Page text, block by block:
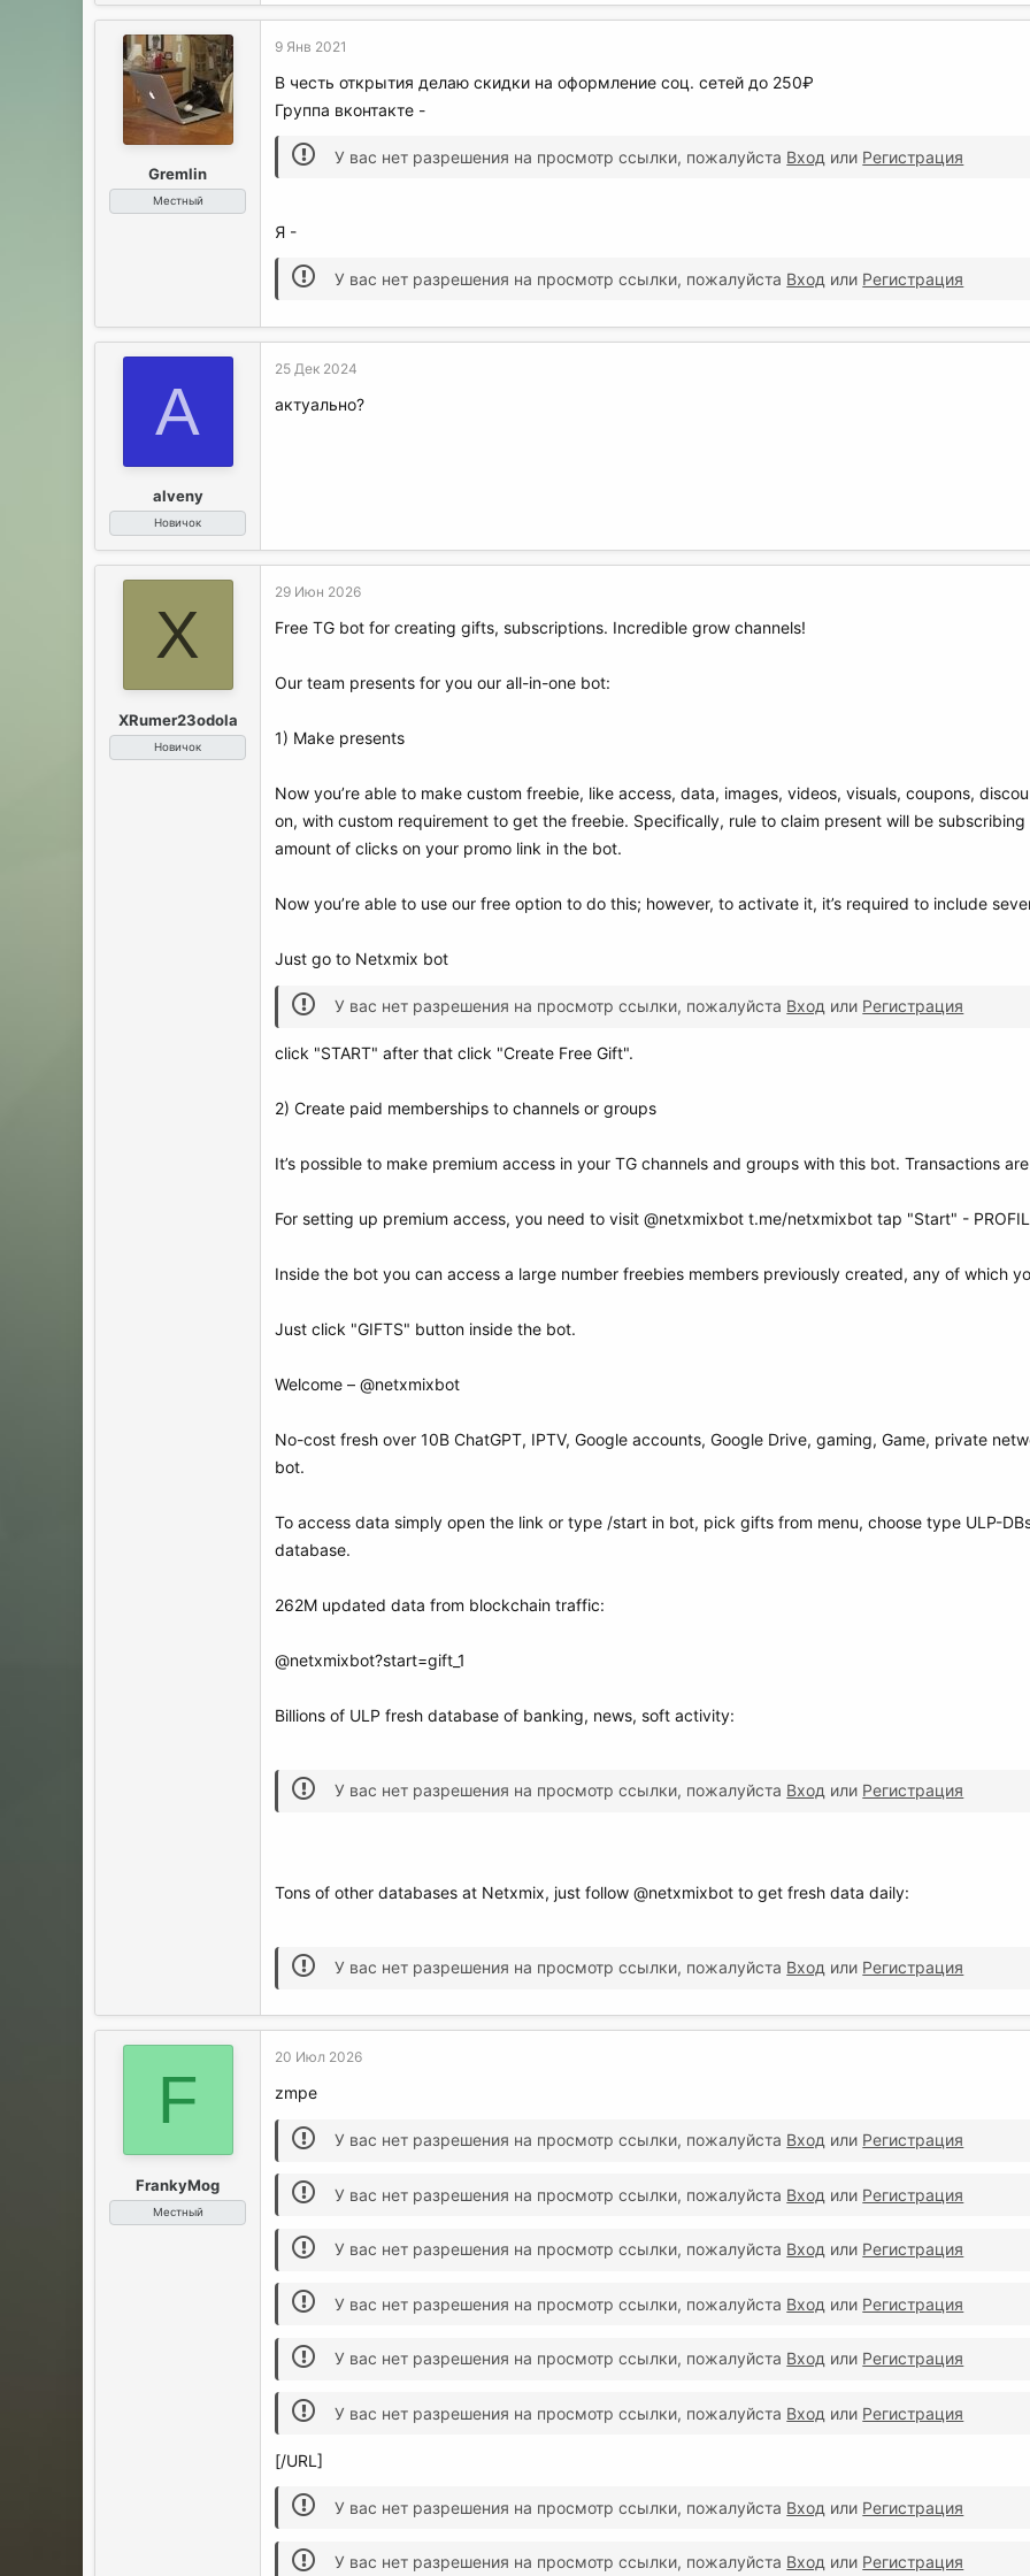
а
ц
и
:
Gremlin
Местный
9 Янв 2021
В честь открытия делаю скидки на оформление соц. сетей до 250₽
Группа вконтакте -
У вас нет разрешения на просмотр ссылки, пожалуйста Вход или Регистрация
Я -
У вас нет разрешения на просмотр ссылки, пожалуйста Вход или Регистрация
A
alveny
Новичок
25 Дек 2024
актуально?
X
XRumer23odola
Новичок
29 Июн 2026
Free TG bot for creating gifts, subscriptions. Incredible grow channels!
Our team presents for you our all-in-one bot:
1) Make presents
Now you’re able to make custom freebie, like access, data, images, videos, visuals, coupons,
on, with custom requirement to get the freebie. Specifically, rule to claim present will be
amount of clicks on your promo link in the bot.
Now you’re able to use our free option to do this; however, to activate it, it’s required to include
Just go to Netxmix bot
У вас нет разрешения на просмотр ссылки, пожалуйста Вход или Регистрация
click "START" after that click "Create Free Gift".
2) Create paid memberships to channels or groups
It’s possible to make premium access in your TG channels and groups with this bot. Transactions
For setting up premium access, you need to visit @netxmixbot t.me/netxmixbot tap "Start" -
Inside the bot you can access a large number freebies members previously created, any of which
Just click "GIFTS" button inside the bot.
Welcome – @netxmixbot
No-cost fresh over 10B ChatGPT, IPTV, Google accounts, Google Drive, gaming, Game, private
bot.
To access data simply open the link or type /start in bot, pick gifts from menu, choose type ULP-
database.
262M updated data from blockchain traffic:
@netxmixbot?start=gift_1
Billions of ULP fresh database of banking, news, soft activity:
У вас нет разрешения на просмотр ссылки, пожалуйста Вход или Регистрация
Tons of other databases at Netxmix, just follow @netxmixbot to get fresh data daily:
У вас нет разрешения на просмотр ссылки, пожалуйста Вход или Регистрация
F
FrankyMog
Местный
20 Июл 2026
zmpe
У вас нет разрешения на просмотр ссылки, пожалуйста Вход или Регистрация
У вас нет разрешения на просмотр ссылки, пожалуйста Вход или Регистрация
У вас нет разрешения на просмотр ссылки, пожалуйста Вход или Регистрация
У вас нет разрешения на просмотр ссылки, пожалуйста Вход или Регистрация
У вас нет разрешения на просмотр ссылки, пожалуйста Вход или Регистрация
У вас нет разрешения на просмотр ссылки, пожалуйста Вход или Регистрация
[/URL]
У вас нет разрешения на просмотр ссылки, пожалуйста Вход или Регистрация
У вас нет разрешения на просмотр ссылки, пожалуйста Вход или Регистрация